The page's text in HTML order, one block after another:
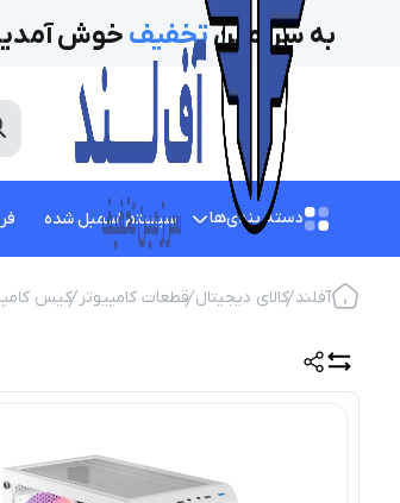
به سرزمینتخفیف‌خوش
دسته بندی‌ها سیستم اسمبل شده
آفلند کالای دیجیتال قطعات کامپیوتر کیس